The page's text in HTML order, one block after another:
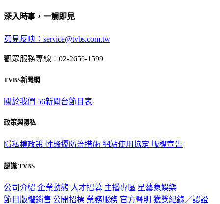
深入時事，一觸即見
意見反映：service@tvbs.com.tw
觀眾服務專線：02-2656-1599
TVBS新聞網
關於我們 56新聞台節目表
政策與隱私
隱私權政策 性騷擾防治措施 網站使用協定 版權宣告
認識 TVBS
公司介紹 企業動態 人才招募 主播專區 星藝象娛樂
節目版權銷售 公開招標 業務服務 官方聲明 獲獎紀錄／認證